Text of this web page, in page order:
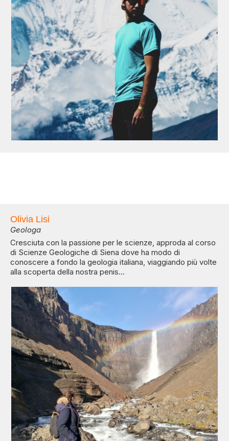
Olivia Lisi
Geologa
Cresciuta con la passione per le scienze, approda al corso
di Scienze Geologiche di Siena dove ha modo di
conoscere a fondo la geologia italiana, viaggiando più volte
alla scoperta della nostra penis...